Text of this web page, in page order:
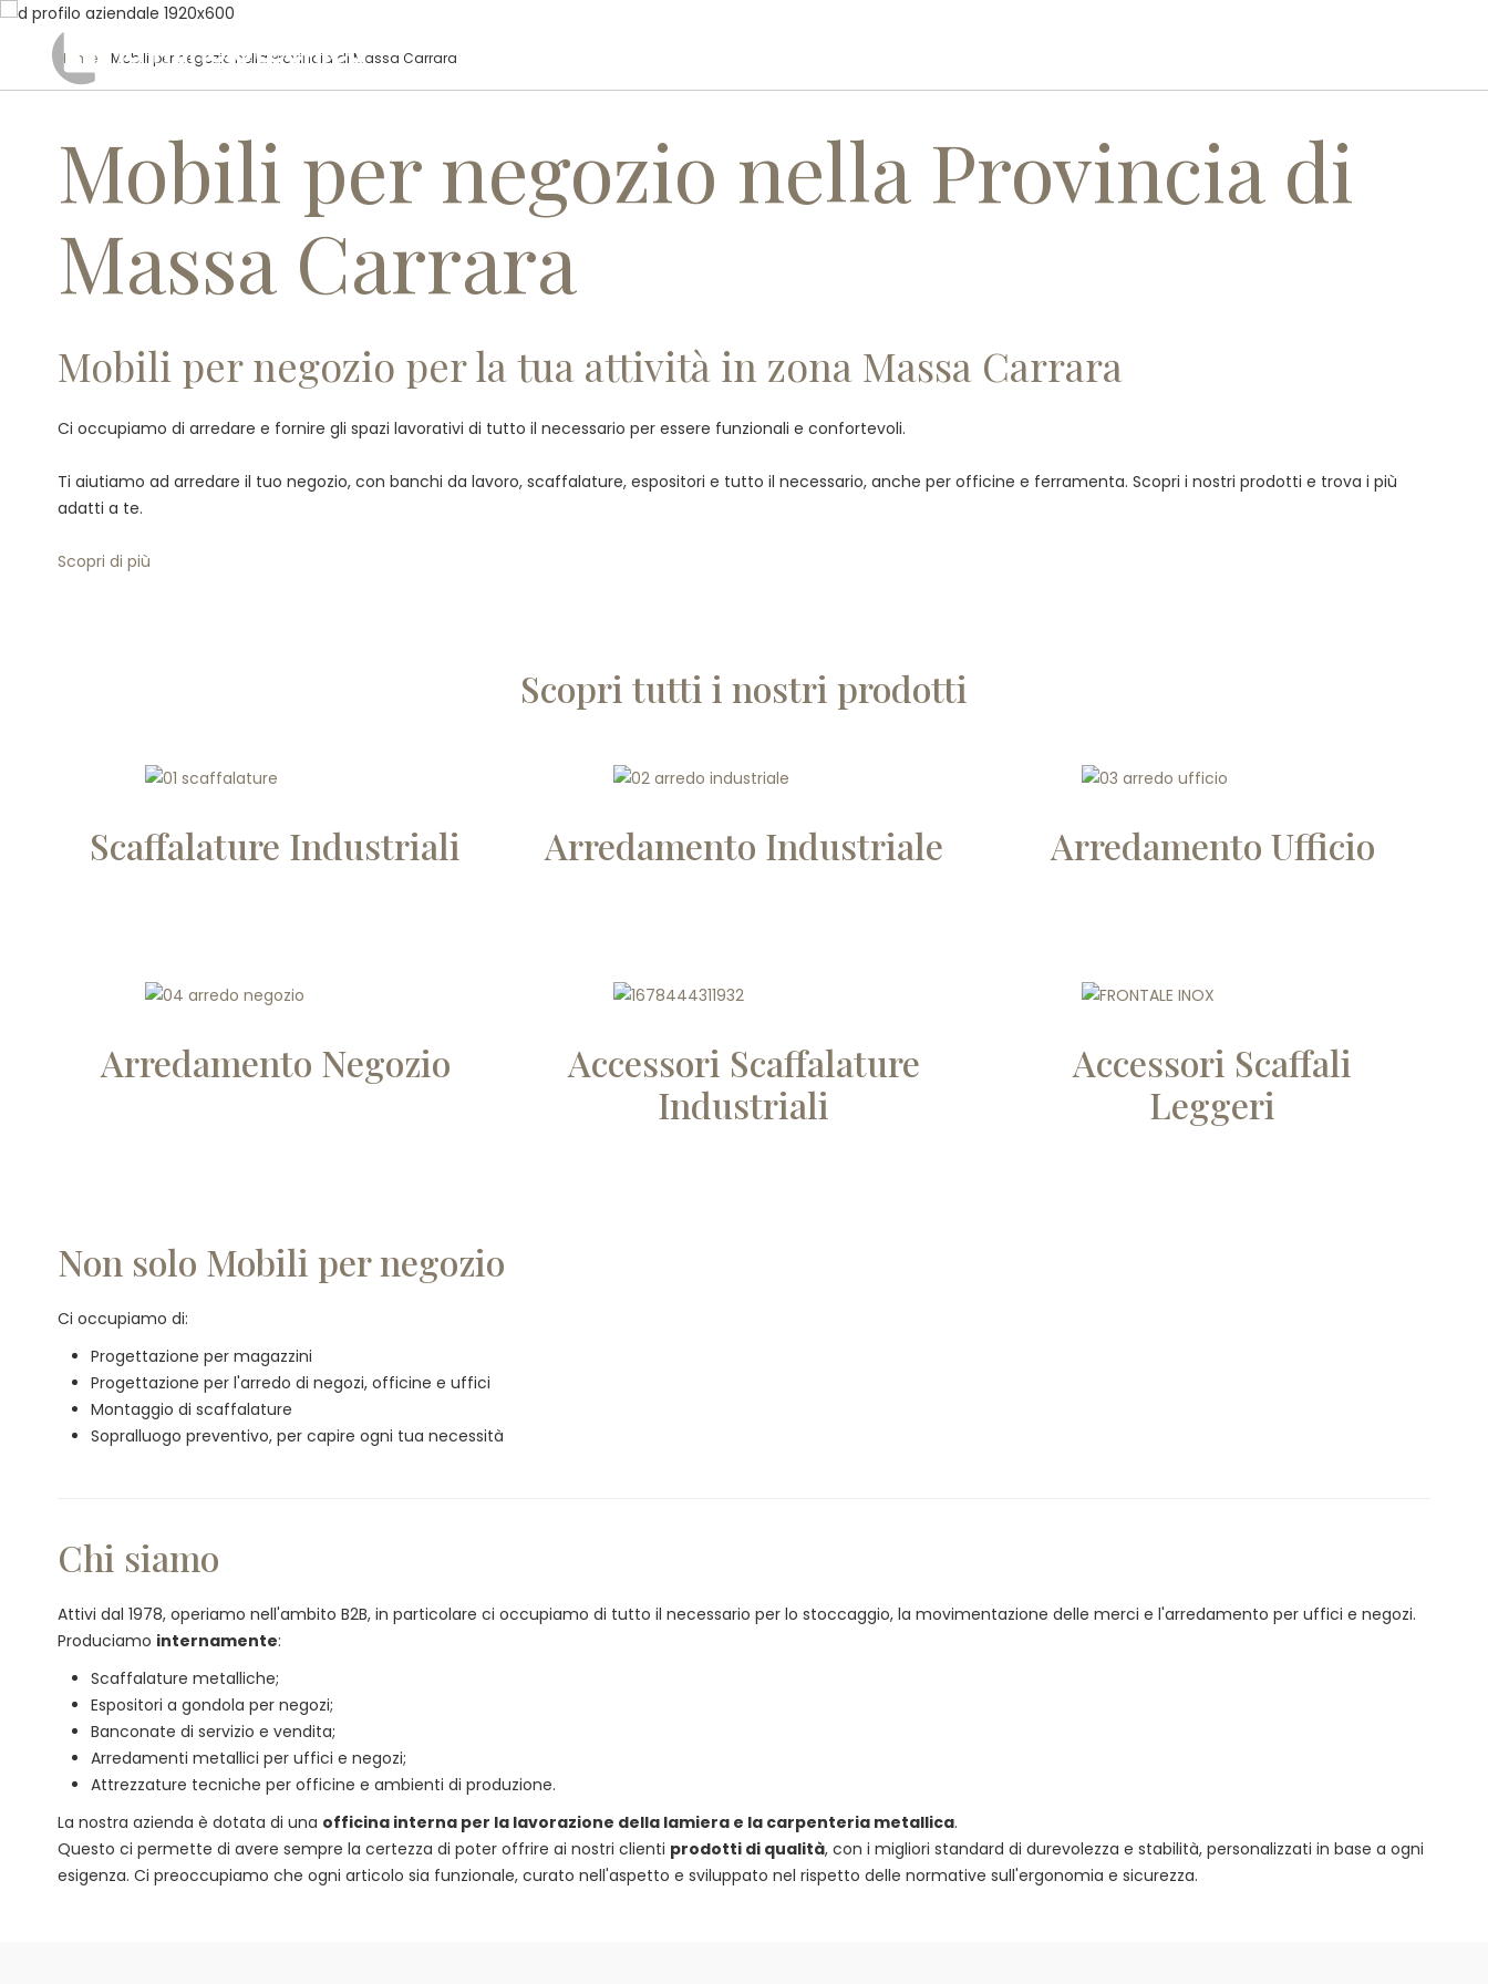
Home / Mobili per negozio nella Provincia di Massa Carrara
Mobili per negozio nella Provincia di
Massa Carrara
Mobili per negozio per la tua attività in zona Massa Carrara
Ci occupiamo di arredare e fornire gli spazi lavorativi di tutto il necessario per essere funzionali e confortevoli.
Ti aiutiamo ad arredare il tuo negozio, con banchi da lavoro, scaffalature, espositori e tutto il necessario, anche per officine e ferramenta. Scopri i nostri prodotti e trova i più
adatti a te.
Scopri di più
Scopri tutti i nostri prodotti
Scaffalature Industriali Arredamento Industriale Arredamento Ufficio
Arredamento Negozio
Accessori Scaffalature
Industriali
Accessori Scaffali
Leggeri
Non solo Mobili per negozio
Ci occupiamo di:
Progettazione per magazzini
Progettazione per l'arredo di negozi, officine e uffici
Montaggio di scaffalature
Sopralluogo preventivo, per capire ogni tua necessità
Chi siamo
Attivi dal 1978, operiamo nell'ambito B2B, in particolare ci occupiamo di tutto il necessario per lo stoccaggio, la movimentazione delle merci e l'arredamento per uffici e negozi.
Produciamo internamente:
Scaffalature metalliche;
Espositori a gondola per negozi;
Banconate di servizio e vendita;
Arredamenti metallici per uffici e negozi;
Attrezzature tecniche per officine e ambienti di produzione.
La nostra azienda è dotata di una officina interna per la lavorazione della lamiera e la carpenteria metallica.
Questo ci permette di avere sempre la certezza di poter offrire ai nostri clienti prodotti di qualità, con i migliori standard di durevolezza e stabilità, personalizzati in base a ogni
esigenza. Ci preoccupiamo che ogni articolo sia funzionale, curato nell'aspetto e sviluppato nel rispetto delle normative sull'ergonomia e sicurezza.